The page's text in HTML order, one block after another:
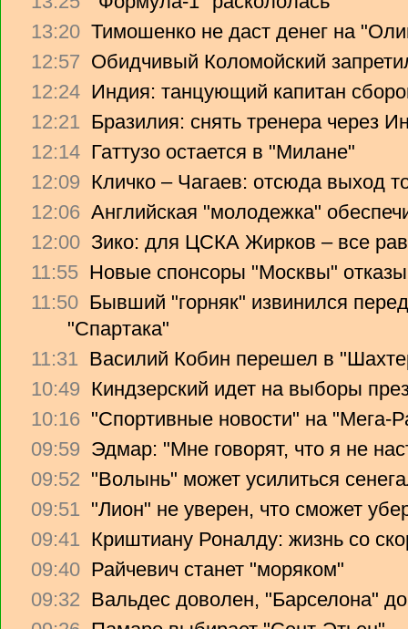
13:20 Тимошенко не даст денег на
12:57 Обидчивый Коломойский
12:24 Индия: танцующий капитан
12:21 Бразилия: снять тренера через
12:14 Гаттузо остается в "Милане"
12:09 Кличко – Чагаев: отсюда выход
12:06 Английская "молодежка"
12:00 Зико: для ЦСКА Жирков – все
11:55 Новые спонсоры "Москвы"
11:50 Бывший "горняк" извинился
"Спартака"
11:31 Василий Кобин перешел в
10:49 Киндзерский идет на выборы
10:16 "Спортивные новости" на "Мега-
09:59 Эдмар: "Мне говорят, что я не
09:52 "Волынь" может усилиться
09:51 "Лион" не уверен, что сможет
09:41 Криштиану Роналду: жизнь со
09:40 Райчевич станет "моряком"
09:32 Вальдес доволен, "Барселона"